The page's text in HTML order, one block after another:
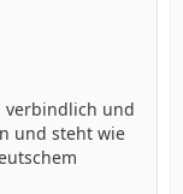
verbindlich und
und steht wie